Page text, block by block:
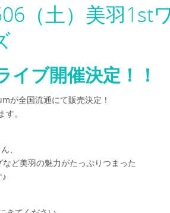
（土）美羽1st
イブ開催決定！！
が全国流通にて販売決定！
。
、
ど美羽の魅力がたっぷりつまった